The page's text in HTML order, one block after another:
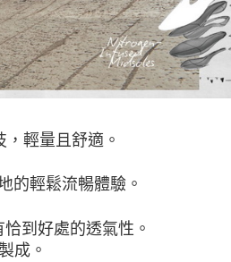
輕量且舒適。
的輕鬆流暢體驗。
到好處的透氣性。
成。